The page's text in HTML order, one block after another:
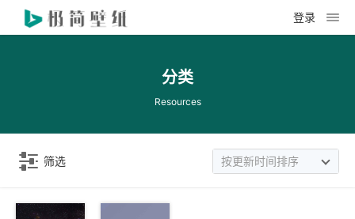
登录
分类
Resources
筛选 按更新时间排序